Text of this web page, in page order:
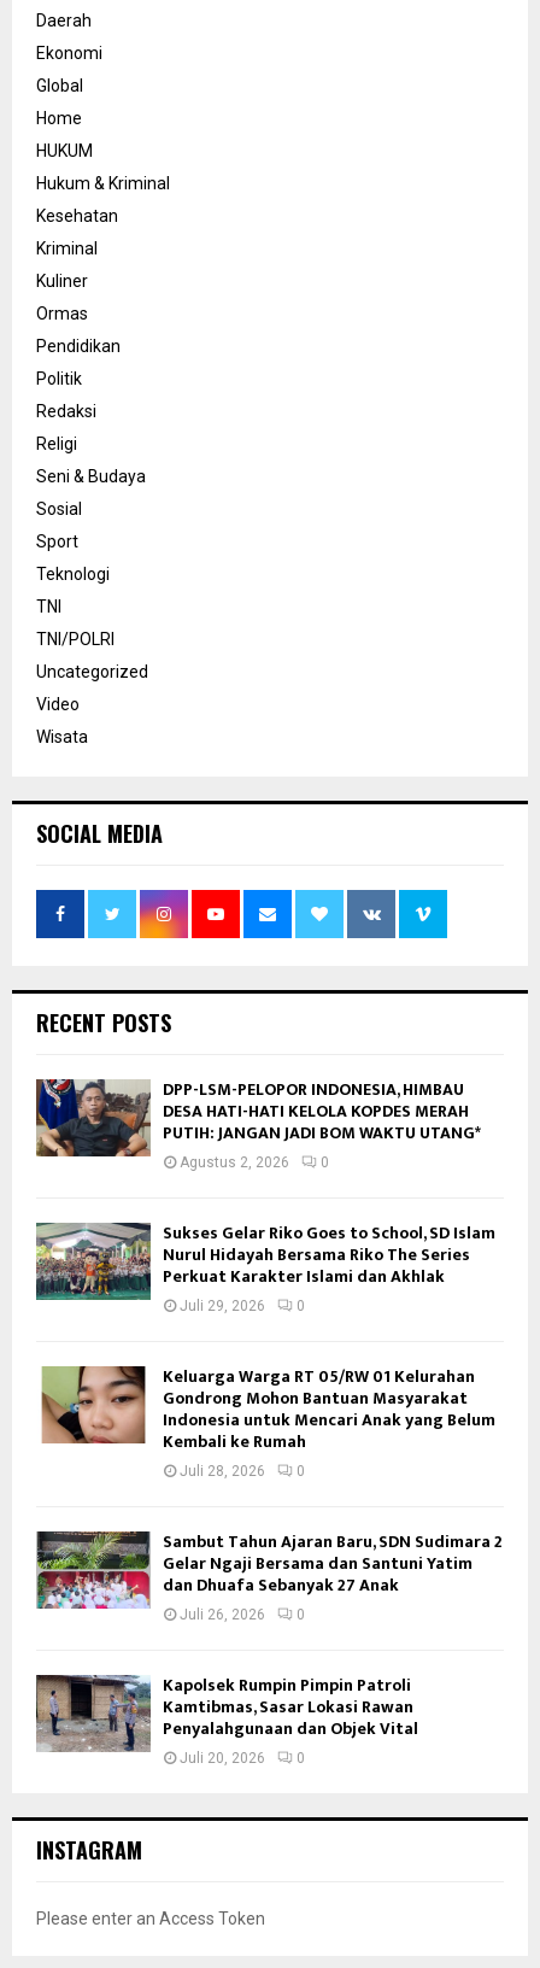
Daerah
Ekonomi
Global
Home
HUKUM
Hukum & Kriminal
Kesehatan
Kriminal
Kuliner
Ormas
Pendidikan
Politik
Redaksi
Religi
Seni & Budaya
Sosial
Sport
Teknologi
TNI
TNI/POLRI
Uncategorized
Video
Wisata
SOCIAL MEDIA
RECENT POSTS
DPP-LSM-PELOPOR INDONESIA, HIMBAU
DESA HATI-HATI KELOLA KOPDES MERAH
PUTIH: JANGAN JADI BOM WAKTU UTANG*
Agustus 2, 2026 0
Sukses Gelar Riko Goes to School, SD Islam
Nurul Hidayah Bersama Riko The Series
Perkuat Karakter Islami dan Akhlak
Juli 29, 2026 0
Keluarga Warga RT 05/RW 01 Kelurahan
Gondrong Mohon Bantuan Masyarakat
Indonesia untuk Mencari Anak yang Belum
Kembali ke Rumah
Juli 28, 2026 0
Sambut Tahun Ajaran Baru, SDN Sudimara 2
Gelar Ngaji Bersama dan Santuni Yatim
dan Dhuafa Sebanyak 27 Anak
Juli 26, 2026 0
Kapolsek Rumpin Pimpin Patroli
Kamtibmas, Sasar Lokasi Rawan
Penyalahgunaan dan Objek Vital
Juli 20, 2026 0
INSTAGRAM
Please enter an Access Token